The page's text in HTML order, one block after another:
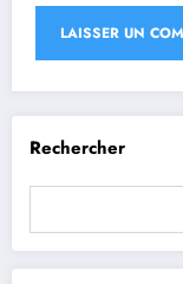
Rechercher